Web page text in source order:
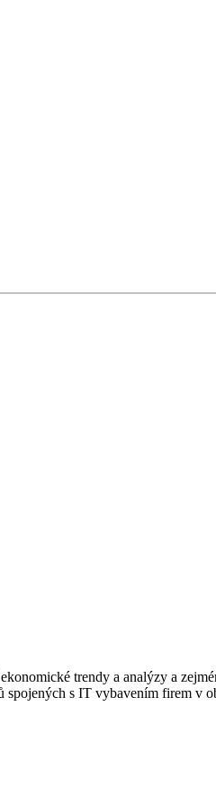
trendy a analýzy a
s IT vybavením firem v